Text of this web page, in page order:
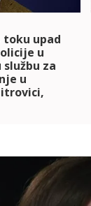
toku upad
u
za
u